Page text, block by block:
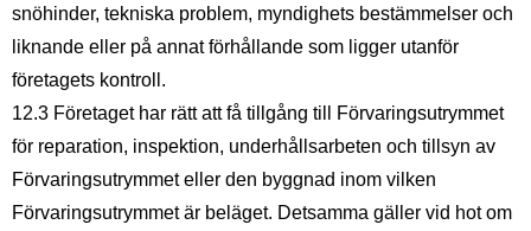
snöhinder, tekniska problem, myndighets bestämmelser och
liknande eller på annat förhållande som ligger utanför
företagets kontroll.
12.3 Företaget har rätt att få tillgång till Förvaringsutrymmet
för reparation, inspektion, underhållsarbeten och tillsyn av
Förvaringsutrymmet eller den byggnad inom vilken
Förvaringsutrymmet är beläget. Detsamma gäller vid hot om